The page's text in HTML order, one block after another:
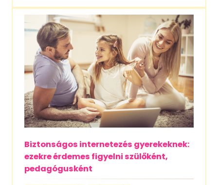
Biztonságos internetezés gyerekeknek:
ezekre érdemes figyelni szülőként,
pedagógusként